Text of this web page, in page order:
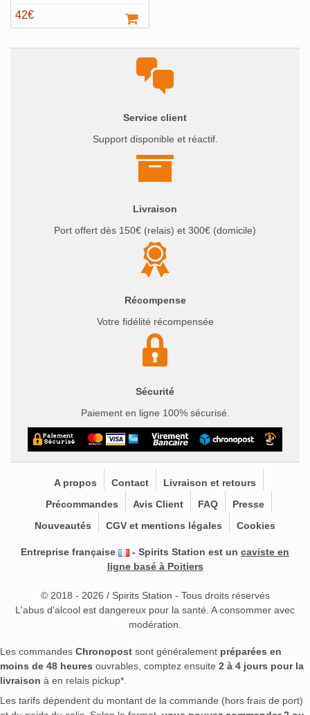
42€
Service client
Support disponible et réactif.
Livraison
Port offert dès 150€ (relais) et 300€ (domicile)
Récompense
Votre fidélité récompensée
Sécurité
Paiement en ligne 100% sécurisé.
A propos Contact
Livraison et retours
Précommandes
Avis Client FAQ
Presse
Nouveautés
CGV et mentions légales Cookies
Entreprise française - Spirits Station est un caviste en
ligne basé à Poitiers
© 2018 - 2026 / Spirits Station - Tous droits réservés
L'abus d'alcool est dangereux pour la santé. A consommer avec
modération.
Les commandes Chronopost sont généralement préparées en
moins de 48 heures ouvrables, comptez ensuite 2 à 4 jours pour la
livraison à en relais pickup*.
Les tarifs dépendent du montant de la commande (hors frais de port)